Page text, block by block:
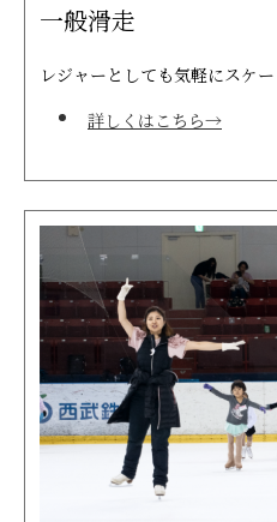
一般滑走
レジャーとしても気軽にスケ
詳しくはこちら→